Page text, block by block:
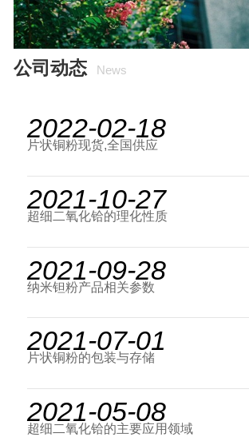
公司动态 News
2022-02-18
片状铜粉现货,全国供应
2021-10-27
超细二氧化铪的理化性质
2021-09-28
纳米钽粉产品相关参数
2021-07-01
片状铜粉的包装与存储
2021-05-08
超细二氧化铪的主要应用领域